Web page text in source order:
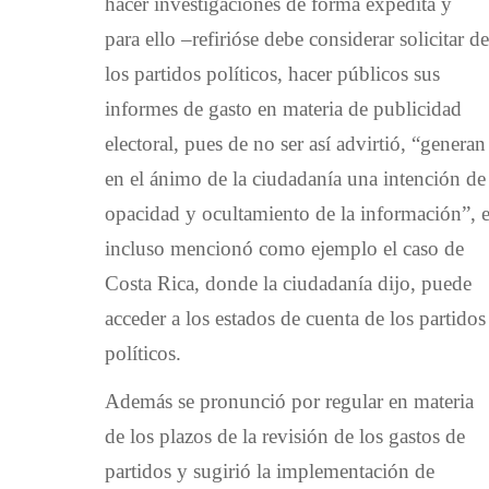
para ello –refirióse debe considerar solicitar de
los partidos políticos, hacer públicos sus
informes de gasto en materia de publicidad
electoral, pues de no ser así advirtió, “generan
en el ánimo de la ciudadanía una intención de
opacidad y ocultamiento de la información”, e
incluso mencionó como ejemplo el caso de
Costa Rica, donde la ciudadanía dijo, puede
acceder a los estados de cuenta de los partidos
políticos.
Además se pronunció por regular en materia
de los plazos de la revisión de los gastos de
partidos y sugirió la implementación de